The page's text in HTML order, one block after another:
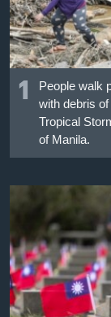
ติดตามเรา
เลือกภาษา
1
People walk
with debris
Tropical
of Manila.